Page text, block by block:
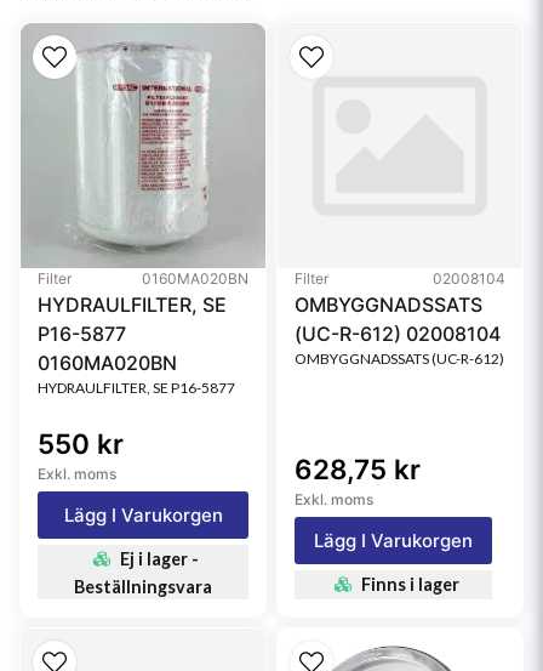
Filter 0160MA020BN
HYDRAULFILTER, SE
P16-5877
0160MA020BN
HYDRAULFILTER, SE P16-5877
550 kr
Exkl. moms
Lägg I Varukorgen
Ej i lager -
Beställningsvara
Filter 02008104
OMBYGGNADSSATS
(UC-R-612) 02008104
OMBYGGNADSSATS (UC-R-612)
628,75 kr
Exkl. moms
Lägg I Varukorgen
Finns i lager